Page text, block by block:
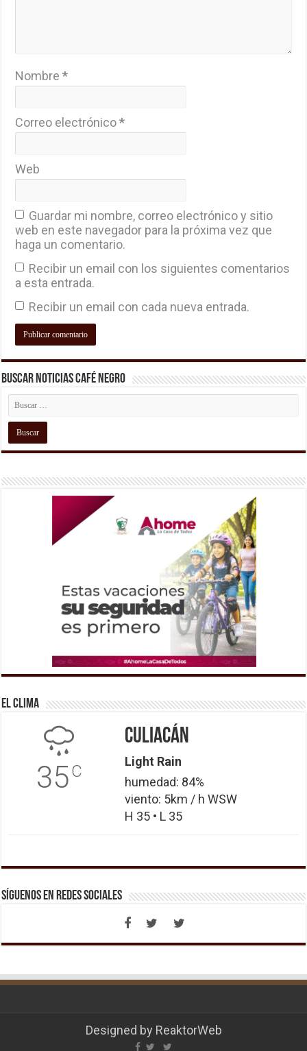
Nombre*
Correo electrónico*
Web
Guardar mi nombre, correo electrónico y sitio
web en este navegador para la próxima vez que
haga un comentario.
Recibir un email con los siguientes comentarios
a esta entrada.
Recibir un email con cada nueva entrada.
Buscar Noticias Café Negro
El Clima
35C
Culiacán
Light Rain
humedad: 84%
viento: 5km / h WSW
H 35 • L 35
Síguenos en Redes Sociales
Designed by ReaktorWeb